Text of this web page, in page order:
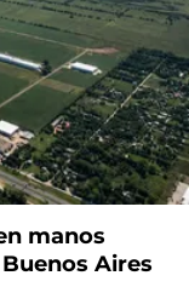
manos
Aires